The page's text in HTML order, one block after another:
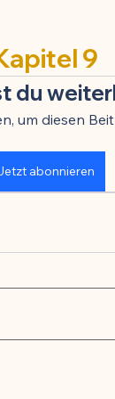
für Muskelaufbau
9
du
um diesen
abonnieren